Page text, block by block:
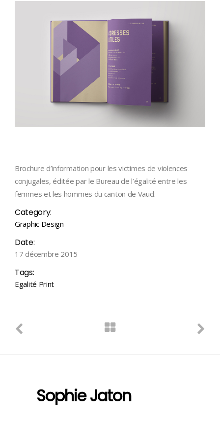
Brochure d’information pour les victimes de violences
conjugales, éditée par le Bureau de l’égalité entre les
femmes et les hommes du canton de Vaud.
Category:
Graphic Design
Date:
17 décembre 2015
Tags:
Egalité Print
Sophie Jaton